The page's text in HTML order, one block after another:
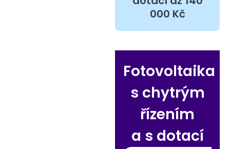
000 Kč
Fotovoltaika
s chytrým
řízením
a s dotací